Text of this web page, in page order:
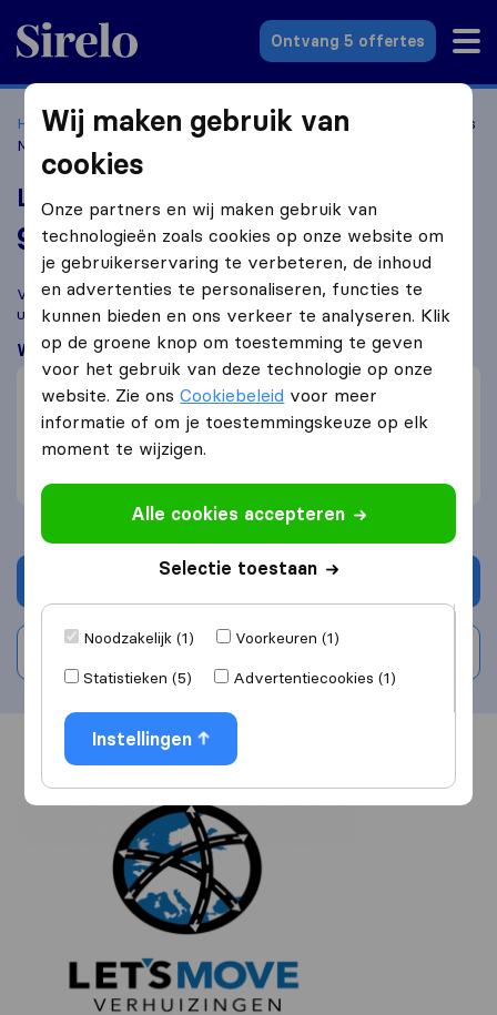
Sirelo.nl
Ontvang 5 offertes
Home Verhuisbedrijven Verhuisbedrijven Dordrecht
Lets
Move Verhuizingen
Lets Move Verhuizingen
9,6 gebaseerd op 281
Sirelo en Google reviews
i
Vergelijk Lets Move Verhuizingen met andereverhuisbedrijven
uit
Dordrecht
Wat klanten zeggen
Vriendelijk (48)
Professioneel (48)
Snelle verhuizing (34)
Vraag offerte aan
Schrijf beoordeling
Overzicht Reviews
Wij maken gebruik van
cookies
Onze partners en wij maken gebruik van
technologieën zoals cookies op onze website om
je gebruikerservaring te verbeteren, de inhoud
en advertenties te personaliseren, functies te
kunnen bieden en ons verkeer te analyseren. Klik
op de groene knop om toestemming te geven
voor het gebruik van deze technologie op onze
website. Zie onsCookiebeleid voor meer
informatie of om je toestemmingskeuze op elk
moment te wijzigen.
Alle cookies accepteren
Selectie toestaan
Noodzakelijk (1)
Voorkeuren (1)
Statistieken (5)
Advertentiecookies (1)
Instellingen